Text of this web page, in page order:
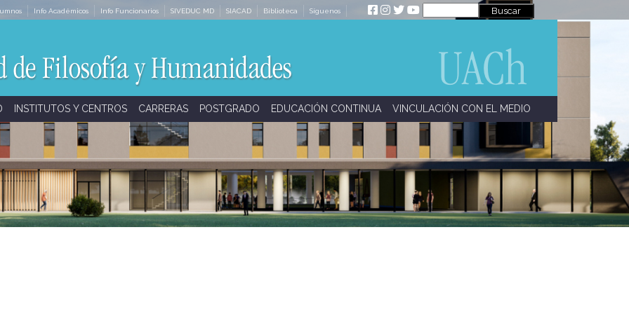
Info Académicos Info Funcionarios SIVEDUC MD SIACAD Biblioteca Síguenos
INSTITUTOS Y CENTROS CARRERAS POSTGRADO EDUCACIÓN CONTINUA VINCULACIÓN CON EL MEDIO